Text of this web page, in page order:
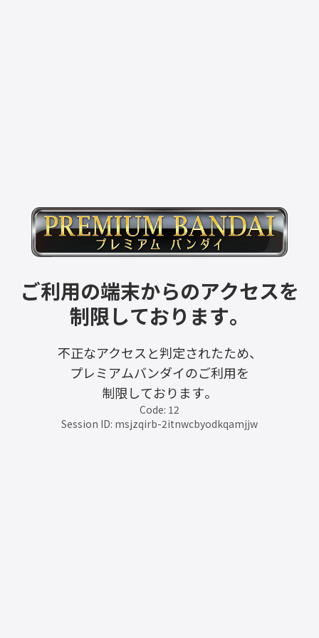
ご利用の端末からのアクセスを
制限しております。
不正なアクセスと判定されたため、
プレミアムバンダイのご利用を
制限しております。
Code: 12
Session ID: msjzqirb-2itnwcbyodkqamjjw